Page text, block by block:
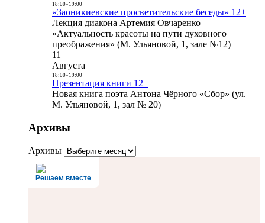
18:00- 19:00
«Заоникиевские просветительские беседы» 12+
Лекция диакона Артемия Овчаренко
«Актуальность красоты на пути духовного
преображения» (М. Ульяновой, 1, зале №12)
11
Августа
18:00- 19:00
Презентация книги 12+
Новая книга поэта Антона Чёрного «Сбор» (ул.
М. Ульяновой, 1, зал № 20)
Архивы
Архивы
Решаем вместе